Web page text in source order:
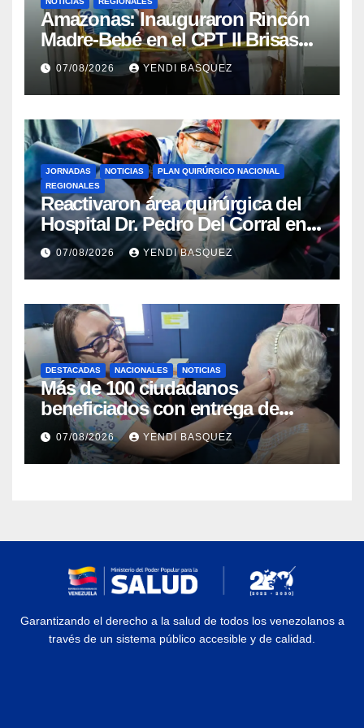
​Amazonas: Inauguraron Rincón
Madre-Bebé en el CPT II Brisas
del Aeropuerto ​Inauguraron
Rincón
07/08/2026 YENDI BASQUEZ
JORNADAS NOTICIAS
PLAN QUIRÚRGICO NACIONAL
REGIONALES
Reactivaron área quirúrgica del
Hospital Dr. Pedro Del Corral en
Guárico
07/08/2026 YENDI BASQUEZ
DESTACADAS NACIONALES NOTICIAS
Más de 100 ciudadanos
beneficiados con entrega de
prótesis auditivas en el Centro de
Rehabilitación J.J. Arvelo
07/08/2026 YENDI BASQUEZ
Garantizando el derecho a la salud de todos los venezolanos a
través de un sistema público accesible y de calidad.